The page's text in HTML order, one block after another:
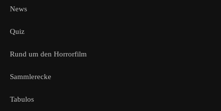
News
Quiz
Rund um den Horrorfilm
Sammlerecke
Tabulos